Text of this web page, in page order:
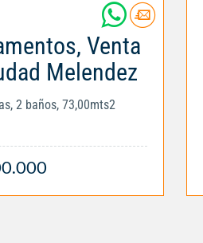
Venta
Melendez
2 baños, 73,00mts2